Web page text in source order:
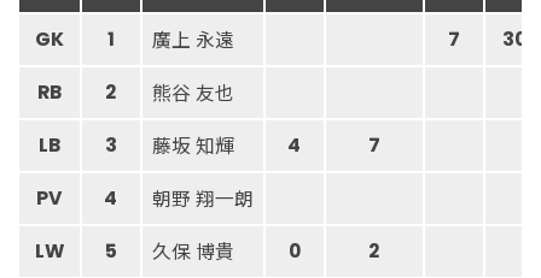
GK 1 廣上 永遠 7 30
RB 2 熊谷 友也
LB 3 藤坂 知輝 4 7
PV 4 朝野 翔一朗
LW 5 久保 博貴 0 2